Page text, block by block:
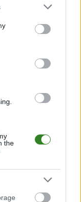
or more Google
You may click to
party tags to
in below Google
the
lub Unia Łukawiec -
dostarcza informacje o
newsach klubowych
vs Unia
odbędzie się w
Spotkanie zostanie
tego spotkania w roli
2025/2026 rozgrywek
Na tej stronie
u siebie. W tabeli
możecie natomiast